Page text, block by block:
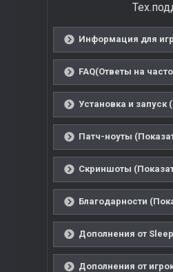
Информация для
FAQ(Ответы на
Установка и запуск
Патч-ноуты
Скриншоты
Благодарности
Дополнения от
Дополнения от